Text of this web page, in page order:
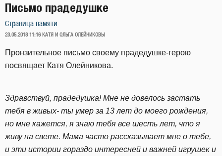
Письмо прадедушке
Страница памяти
ОПУБЛИКОВАНО
23.05.2018 11:16 КАТЯ И ОЛЬГА ОЛЕЙНИКОВЫ
Пронзительное письмо своему прадедушке-герою
посвящает Катя Олейникова.
Здравствуй, прадедушка! Мне не довелось застать
тебя в живых- ты умер за 13 лет до моего рождения,
но мне кажется, я знаю тебя все шесть лет, что я
живу на свете. Мама часто рассказывает мне о тебе,
и эти истории гораздо интересней и важней игрушек и